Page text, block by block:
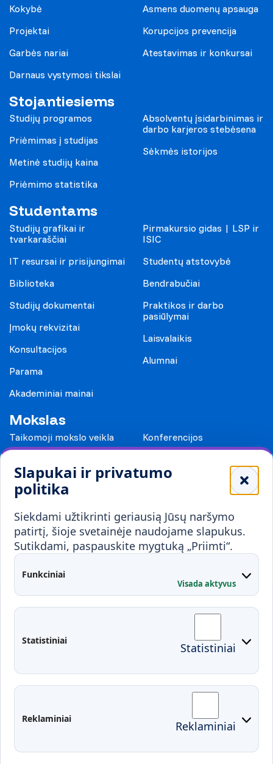
Slapukai ir privatumo
politika
Siekdami užtikrinti geriausią Jūsų naršymo
patirtį, šioje svetainėje naudojame slapukus.
Sutikdami, paspauskite mygtuką „Priimti“.
Funkciniai
Visada aktyvus
Statistiniai Statistiniai
Reklaminiai Reklaminiai
Kokybė
Projektai
Garbės nariai
Darnaus vystymosi tikslai
Asmens duomenų apsauga
Korupcijos prevencija
Atestavimas ir konkursai
Stojantiesiems
Studijų programos
Priėmimas į studijas
Metinė studijų kaina
Priėmimo statistika
Absolventų įsidarbinimas ir
darbo karjeros stebėsena
Sėkmės istorijos
Studentams
Studijų grafikai ir
tvarkaraščiai
IT resursai ir prisijungimai
Biblioteka
Studijų dokumentai
Įmokų rekvizitai
Konsultacijos
Parama
Akademiniai mainai
Pirmakursio gidas | LSP ir
ISIC
Studentų atstovybė
Bendrabučiai
Praktikos ir darbo
pasiūlymai
Laisvalaikis
Alumnai
Mokslas
Taikomoji mokslo veikla
Konferencijos
Mokykloms
Visuomenei ir verslui
Mokymai ir konsultavimas
Partnerystės
Karjera
Kontaktai
Administracija
Fakultetai
Studentų atstovybė
Moodle
EDINA
Pasirengimas ekstremaliai